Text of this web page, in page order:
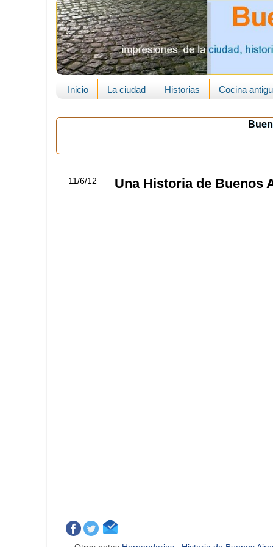
Inicio La ciudad Historias Cocina
11/6/12 Una Historia de Buenos